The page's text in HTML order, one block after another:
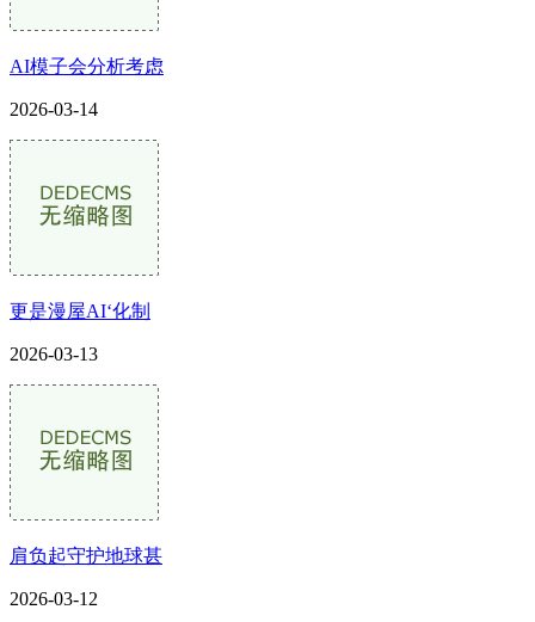
AI模子会分析考虑
2026-03-14
更是漫屋AI‘化制
2026-03-13
肩负起守护地球甚
2026-03-12